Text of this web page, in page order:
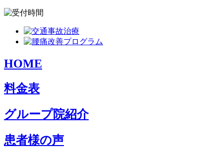
HOME
料金表
グループ院紹介
患者様の声